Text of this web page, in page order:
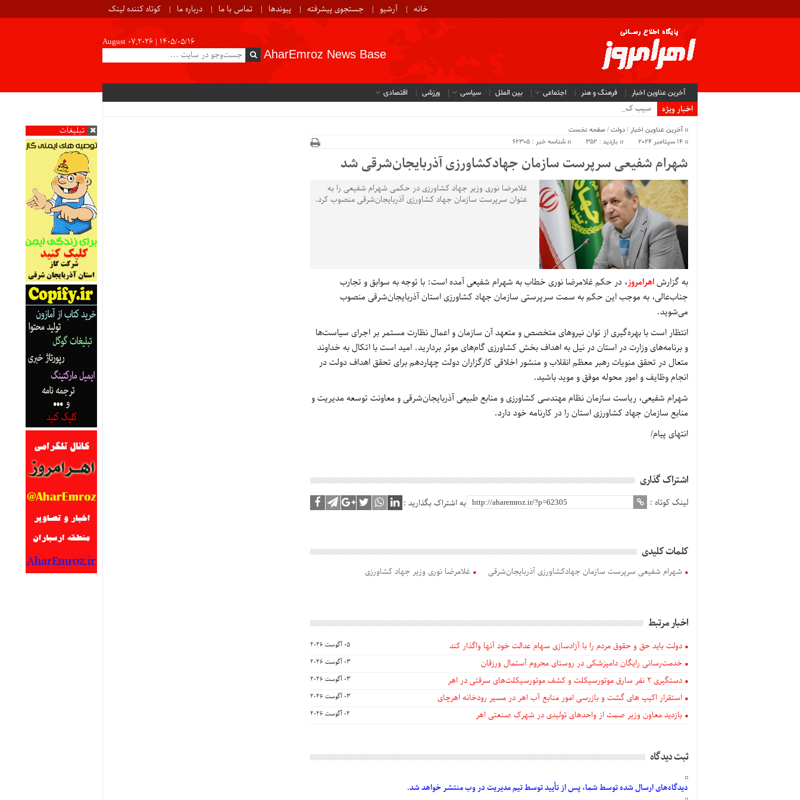
خانه آرشیو جستجوی پیشرفته پیوندها تماس با ما درباره ما کوتاه کننده لینک
August 07,2026 | ۱۴۰۵/۰۵/۱۶
AharEmroz News Base
آخرین عناوین اخبار فرهنگ و هنر اجتماعی بین الملل سیاسی ورزشی اقتصادی
اخبار ویژه
سیب کشاورزا_
تبلیغات
آخرین عناوین اخبار /دولت/صفحه نخست
14 سپتامبر 2024
بازدید : 352 شناسه خبر : 62305
شهرام شفیعی سرپرست سازمان جهادکشاورزی آذربایجان‌شرقی شد
غلامرضا نوری وزیر جهاد کشاورزی در حکمی شهرام شفیعی را به
عنوان سرپرست سازمان جهاد کشاورزی آذربایجان‌شرقی منصوب کرد.
به گزارشاهرامروز، در حکم غلامرضا نوری خطاب به شهرام شفیعی آمده است: با توجه به سوابق و تجارب
جناب‌عالی، به موجب این حکم به سمت سرپرستی سازمان جهاد کشاورزی استان آذربایجان‌شرقی منصوب
می‌شوید.
انتظار است با بهره‌گیری از توان نیروهای متخصص و متعهد آن سازمان و اعمال نظارت مستمر بر اجرای سیاست‌ها
و برنامه‌های وزارت در استان در نیل به اهداف بخش کشاورزی گام‌های موثر بردارید. امید است با اتکال به خداوند
متعال در تحقق منویات رهبر معظم انقلاب و منشور اخلاقی کارگزاران دولت چهاردهم برای تحقق اهداف دولت در
انجام وظایف و امور محوله موفق و موید باشید.
شهرام شفیعی، ریاست سازمان نظام مهندسی کشاورزی و منابع طبیعی آذربایجان‌شرقی و معاونت توسعه مدیریت و
منابع سازمان جهاد کشاورزی استان را در کارنامه خود دارد.
انتهای پیام/
اشتراک گذاری
لینک کوتاه : به اشتراک بگذارید :
کلمات کلیدی
شهرام شفیعی سرپرست سازمان جهادکشاورزی آذربایجان‌شرقی غلامرضا نوری وزیر جهاد کشاورزی
اخبار مرتبط
دولت باید حق و حقوق مردم را با آزادسازی سهام عدالت خود آنها واگذار کند 05 آگوست 2026
خدمت‌رسانی رایگان دامپزشکی در روستای محروم آستمال ورزقان 03 آگوست 2026
دستگيری ۲ نفر سارق موتورسیکلت و کشف موتورسیکلت‌های سرقتی در اهر 03 آگوست 2026
استقرار اکیپ های گشت و بازرسی امور منابع آب اهر در مسیر رودخانه اهرچای 03 آگوست 2026
بازدید معاون وزیر صمت از واحدهای تولیدی در شهرک صنعتی اهر 02 آگوست 2026
ثبت دیدگاه
دیدگاه‌هایارسالشدهتوسط شما، پس از تأییدتوسط تیم مدیریت در وب منتشر خواهد شد.